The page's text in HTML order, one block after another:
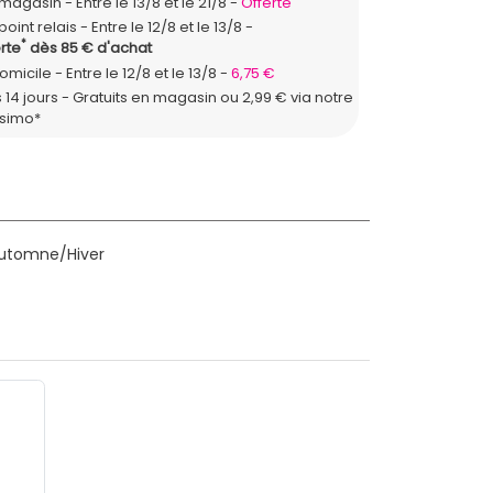
relais
Entre le 12/8 et le 13/8
*dès 85 € d'achat
Entre le 12/8 et le 13/8
6,75 €
14 jours - Gratuits en magasin ou 2,99 € via notre
Hiver